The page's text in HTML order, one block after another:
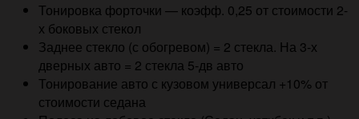
Тонировка форточки — коэфф. 0,25 от стоимости 2-
х боковых стекол
Заднее стекло (с обогревом) = 2 стекла. На 3-х
дверных авто = 2 стекла 5-дв авто
Тонирование авто с кузовом универсал +10% от
стоимости седана